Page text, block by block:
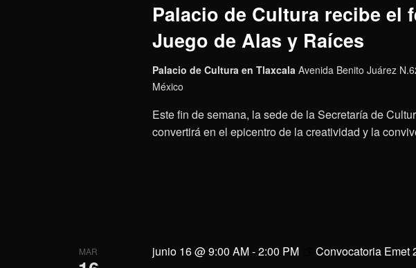
Palacio de Cultura recibe el
Juego de Alas y Raíces
Palacio de Cultura en Tlaxcala Avenida Benito Juárez
México
Este fin de semana, la sede de la Secretaría de
convertirá en el epicentro de la creatividad y la
MAR junio 16 @ 9:00 AM-2:00 PM Convocatoria Emet